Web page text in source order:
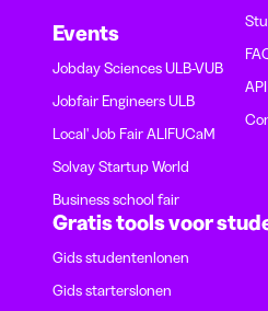
Events
Jobday Sciences ULB-VUB
Jobfair Engineers ULB
Local' Job Fair ALIFUCaM
Solvay Startup World
Business school fair
Gratis tools voor
Gids studentenlonen
Gids starterslonen